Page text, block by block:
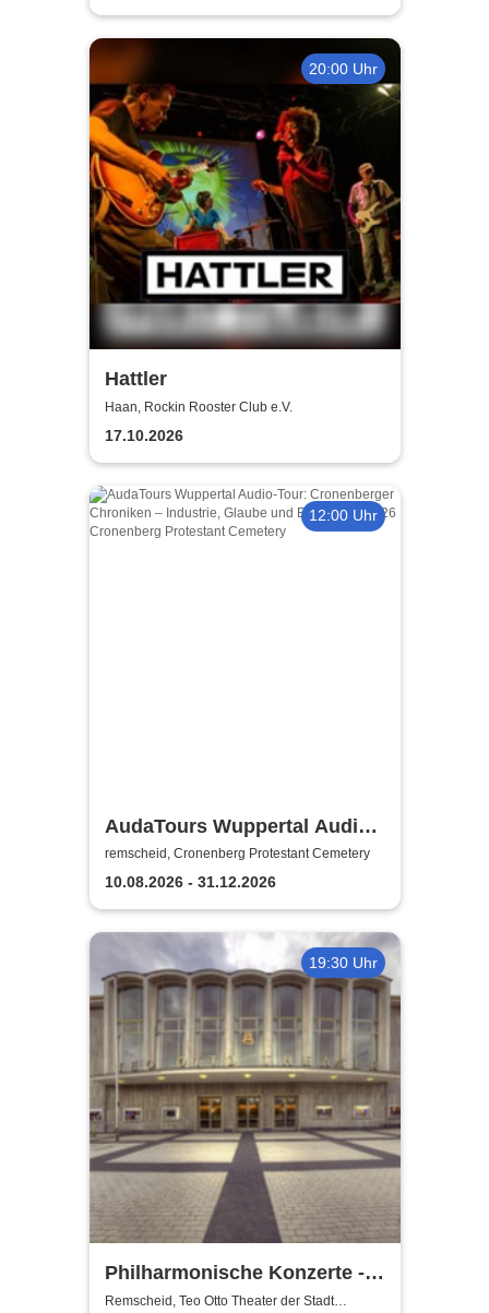
20:00 Uhr
Hattler
Haan, Rockin Rooster Club e.V.
17.10.2026
12:00 Uhr
AudaTours Wuppertal Audio-
Tour: Cronenberger
Chroniken – Industrie, Glaube
und Erbe
remscheid, Cronenberg Protestant Cemetery
10.08.2026 - 31.12.2026
19:30 Uhr
Philharmonische Konzerte -
Teo Otto Theater der Stadt
Remscheid, Teo Otto Theater der Stadt